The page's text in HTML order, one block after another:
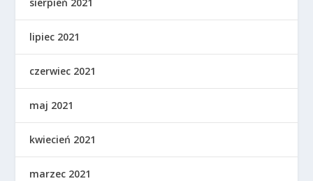
lipiec 2021
czerwiec 2021
maj 2021
kwiecień 2021
marzec 2021